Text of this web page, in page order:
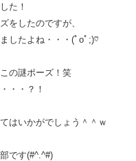
長
企
業
ス
カ
ト
届
た！
をしたのですが、
したよね・・・(ﾟoﾟ;)♡
の謎ポーズ！笑
・・？！
はいかがでしょう＾＾ｗ
です(#^.^#)